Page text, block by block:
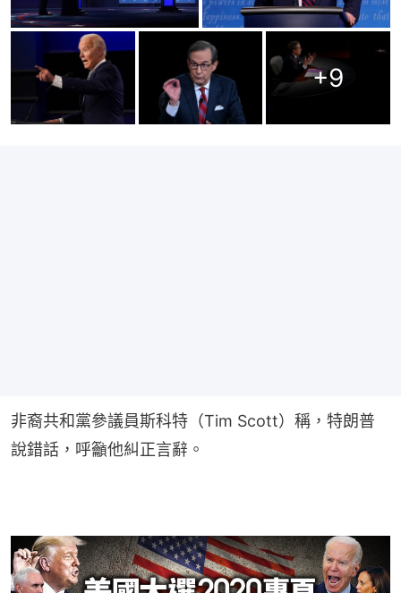
+9
非裔共和黨參議員斯科特（Tim Scott）稱，特朗普
說錯話，呼籲他糾正言辭。